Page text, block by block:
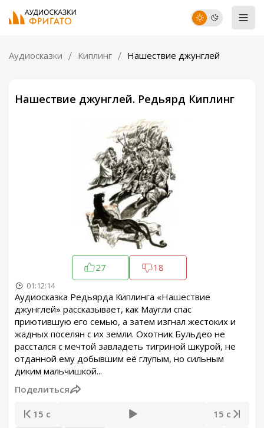
Аудиосказки Киплинг Нашествие джунглей
Нашествие джунглей. Редьярд Киплинг
27 18
01:12:14
Аудиосказка Редьярда Киплинга «Нашествие
джунглей» рассказывает, как Маугли спас
приютившую его семью, а затем изгнал жестоких и
жадных поселян с их земли. Охотник Бульдео не
расстался с мечтой завладеть тигриной шкурой, не
отданной ему добывшим её глупым, но сильным
диким мальчишкой...
Поделиться
15 с 15 с